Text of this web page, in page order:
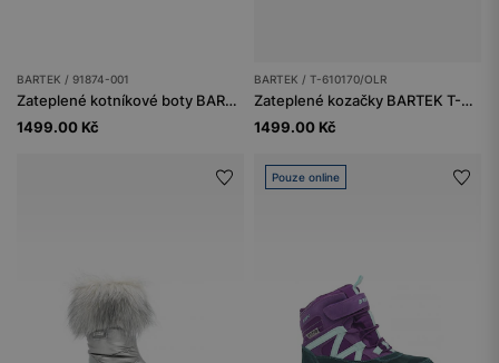
BARTEK / 91874-001
Zateplené kotníkové boty BARTEK 91874-001, pro dívky, šedé
1499.00 Kč
BARTEK / T-610170/OLR
Zateplené kozačky BARTEK T-610170/OLR, pro dívky, červené
1499.00 Kč
Pouze online